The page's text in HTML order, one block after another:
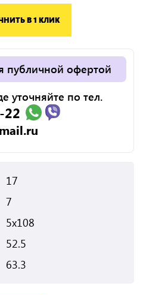
В 1 КЛИК
публичной офертой
уточняйте по тел.
22
17
7
5x108
52.5
63.3